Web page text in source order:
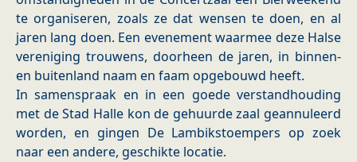
te organiseren, zoals ze dat wensen te doen, en al
jaren lang doen. Een evenement waarmee deze Halse
vereniging trouwens, doorheen de jaren, in binnen-
en buitenland naam en faam opgebouwd heeft.
In samenspraak en in een goede verstandhouding
met de Stad Halle kon de gehuurde zaal geannuleerd
worden, en gingen De Lambikstoempers op zoek
naar een andere, geschikte locatie.